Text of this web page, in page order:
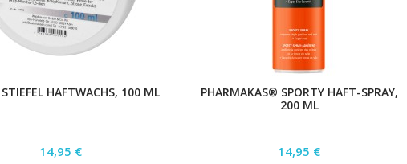
HAFTWACHS, 100 ML
Preis
14,95 €
PHARMAKAS® SPORTY HAFT-SPRAY,
200 ML
Preis
14,95 €